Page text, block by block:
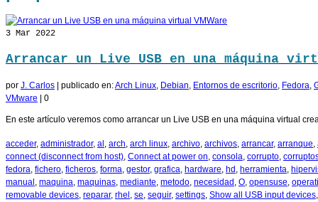
3 Mar 2022
Arrancar un Live USB en una máquina
por J. Carlos publicado en:Arch Linux, Debian, Entornos de escritorio, Fedora,
VMware
0
En este artículo veremos como arrancar un Live USB en una máquina virtual
acceder, administrador, al , arch, arch linux, archivo, archivos, arrancar, arranque,
connect (disconnect from host), Connect at power on, consola, corrupto,
fedora, fichero, ficheros, forma, gestor, grafica, hardware, hd , herramienta,
manual , maquina, maquinas, mediante, metodo, necesidad , O, opensuse,
removable devices, reparar, rhel , se, seguir, settings, Show all USB input devices